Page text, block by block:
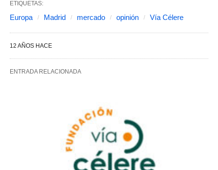
ETIQUETAS:
Europa Madrid mercado opinión Vía Célere
12 AÑOS HACE
ENTRADA RELACIONADA